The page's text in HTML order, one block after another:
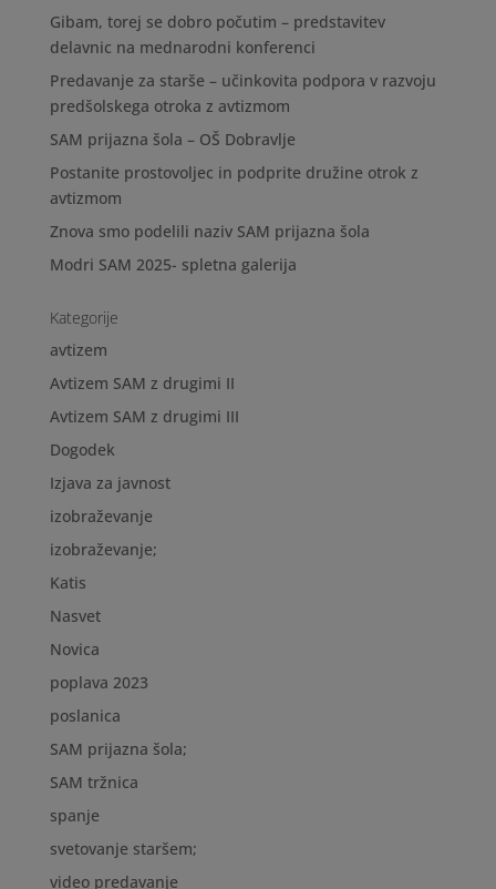
Gibam, torej se dobro počutim – predstavitev
delavnic na mednarodni konferenci
Predavanje za starše – učinkovita podpora v razvoju
predšolskega otroka z avtizmom
SAM prijazna šola – OŠ Dobravlje
Postanite prostovoljec in podprite družine otrok z
avtizmom
Znova smo podelili naziv SAM prijazna šola
Modri SAM 2025- spletna galerija
Kategorije
avtizem
Avtizem SAM z drugimi II
Avtizem SAM z drugimi III
Dogodek
Izjava za javnost
izobraževanje
izobraževanje;
Katis
Nasvet
Novica
poplava 2023
poslanica
SAM prijazna šola;
SAM tržnica
spanje
svetovanje staršem;
video predavanje